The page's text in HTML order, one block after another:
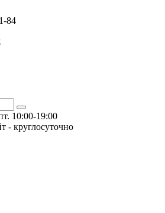
84
10:00-19:00
- круглосуточно